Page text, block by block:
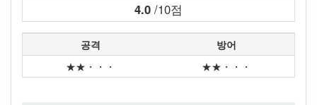
4.0 /10점
공격
방어
★★・・・
★★・・・